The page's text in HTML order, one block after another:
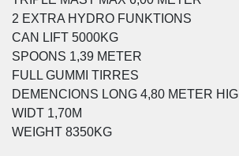
2 EXTRA HYDRO FUNKTIONS
CAN LIFT 5000KG
SPOONS 1,39 METER
FULL GUMMI TIRRES
DEMENCIONS LONG 4,80 METER
WIDT 1,70M
WEIGHT 8350KG